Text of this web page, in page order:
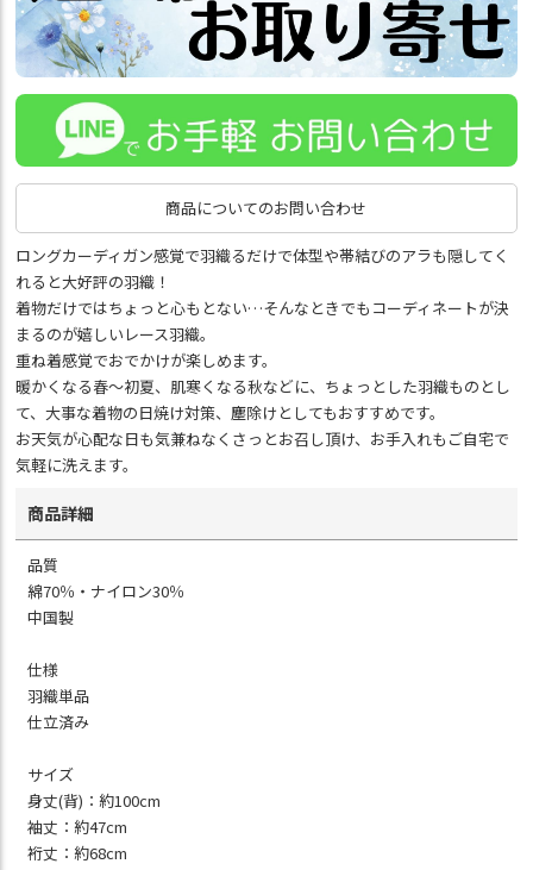
商品についてのお問い合わせ
ロングカーディガン感覚で羽織るだけで体型や帯結びのアラも隠してく
れると大好評の羽織！
着物だけではちょっと心もとない…そんなときでもコーディネートが決
まるのが嬉しいレース羽織。
重ね着感覚でおでかけが楽しめます。
暖かくなる春～初夏、肌寒くなる秋などに、ちょっとした羽織ものとし
て、大事な着物の日焼け対策、塵除けとしてもおすすめです。
お天気が心配な日も気兼ねなくさっとお召し頂け、お手入れもご自宅で
気軽に洗えます。
商品詳細
品質
綿70％・ナイロン30％
中国製
仕様
羽織単品
仕立済み
サイズ
身丈(背)：約100cm
袖丈：約47cm
裄丈：約68cm